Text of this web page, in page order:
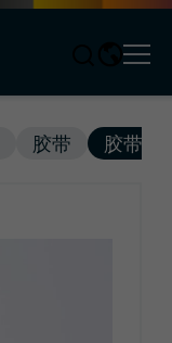
胶带 胶带系